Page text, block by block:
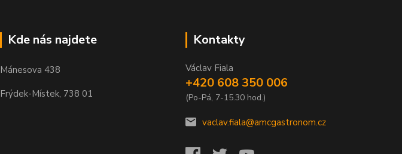
Kde nás najdete
Mánesova 438
Frýdek-Místek, 738 01
Kontakty
Václav Fiala
+420 608 350 006
(Po-Pá, 7-15.30 hod.)
vaclav.fiala@amcgastronom.cz